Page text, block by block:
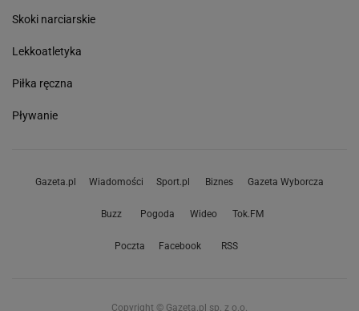
Skoki narciarskie
Lekkoatletyka
Piłka ręczna
Pływanie
Gazeta.pl Wiadomości Sport.pl Biznes Gazeta Wyborcza
Buzz Pogoda Wideo Tok.FM
Poczta Facebook RSS
Copyright © Gazeta.pl sp. z o.o.